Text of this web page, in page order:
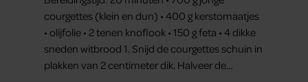
courgettes (klein en dun) • 400 g kerstomaatjes
• olijfolie • 2 tenen knoflook • 150 g feta • 4 dikke
sneden witbrood 1. Snijd de courgettes schuin in
plakken van 2 centimeter dik. Halveer de